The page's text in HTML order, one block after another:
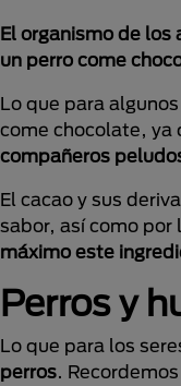
El organismo de
un perro come
Lo que para
come chocolate, ya
compañeros
El cacao y sus
sabor, así como
máximo este
Perros y
Lo que para los
perros.